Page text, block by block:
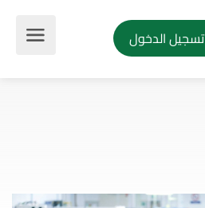
تسجيل الدخول